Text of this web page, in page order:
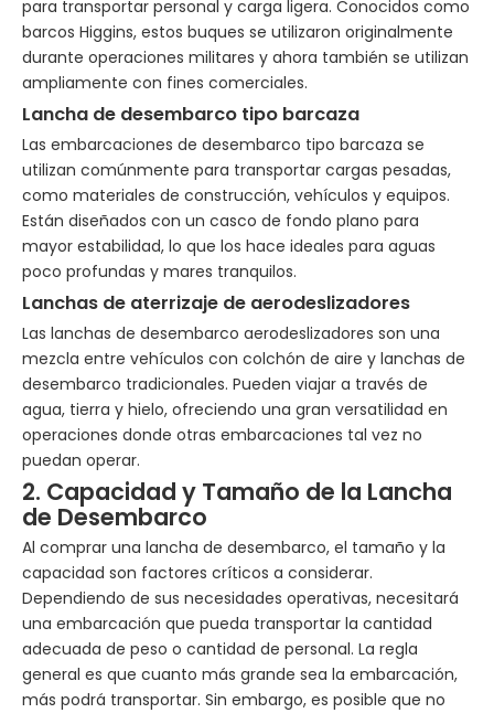
para transportar personal y carga ligera. Conocidos como
barcos Higgins, estos buques se utilizaron originalmente
durante operaciones militares y ahora también se utilizan
ampliamente con fines comerciales.
Lancha de desembarco tipo barcaza
Las embarcaciones de desembarco tipo barcaza se
utilizan comúnmente para transportar cargas pesadas,
como materiales de construcción, vehículos y equipos.
Están diseñados con un casco de fondo plano para
mayor estabilidad, lo que los hace ideales para aguas
poco profundas y mares tranquilos.
Lanchas de aterrizaje de aerodeslizadores
Las lanchas de desembarco aerodeslizadores son una
mezcla entre vehículos con colchón de aire y lanchas de
desembarco tradicionales. Pueden viajar a través de
agua, tierra y hielo, ofreciendo una gran versatilidad en
operaciones donde otras embarcaciones tal vez no
puedan operar.
2. Capacidad y Tamaño de la Lancha
de Desembarco
Al comprar una lancha de desembarco, el tamaño y la
capacidad son factores críticos a considerar.
Dependiendo de sus necesidades operativas, necesitará
una embarcación que pueda transportar la cantidad
adecuada de peso o cantidad de personal. La regla
general es que cuanto más grande sea la embarcación,
más podrá transportar. Sin embargo, es posible que no